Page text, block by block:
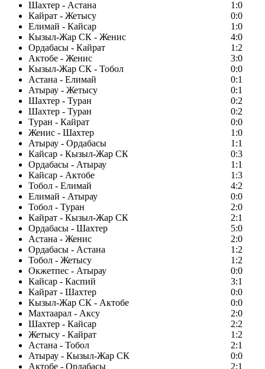
Шахтер - Астана
1:0
Кайрат - Жетысу
0:0
Елимай - Кайсар
1:0
Кызыл-Жар СК - Женис
4:0
Ордабасы - Кайрат
1:2
Актобе - Женис
3:0
Кызыл-Жар СК - Тобол
0:0
Астана - Елимай
0:1
Атырау - Жетысу
0:1
Шахтер - Туран
0:2
Шахтер - Туран
0:2
Туран - Кайрат
0:0
Женис - Шахтер
1:0
Атырау - Ордабасы
1:1
Кайсар - Кызыл-Жар СК
0:3
Ордабасы - Атырау
1:1
Кайсар - Актобе
1:3
Тобол - Елимай
4:2
Елимай - Атырау
0:0
Тобол - Туран
2:0
Кайрат - Кызыл-Жар СК
2:1
Ордабасы - Шахтер
5:0
Астана - Женис
2:0
Ордабасы - Астана
1:2
Тобол - Жетысу
1:2
Окжетпес - Атырау
0:0
Кайсар - Каспий
3:1
Кайрат - Шахтер
0:0
Кызыл-Жар СК - Актобе
0:0
Махтаарал - Аксу
2:0
Шахтер - Кайсар
2:2
Жетысу - Кайрат
1:2
Астана - Тобол
2:1
Атырау - Кызыл-Жар СК
0:0
Актобе - Ордабасы
2:1